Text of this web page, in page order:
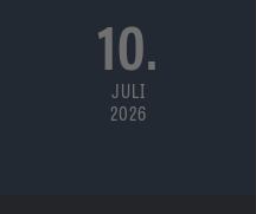
10.
JULI
2026